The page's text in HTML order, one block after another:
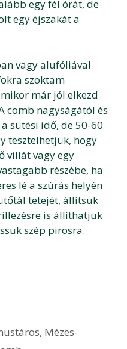
egy fél órát, de
egy éjszakát a
vagy alufóliával
szoktam
már jól elkezd
comb nagyságától és
sütési idő, de 50-60
tesztelhetjük, hogy
villát vagy egy
részébe, ha
lé a szúrás helyén
tetejét, állítsuk
is állíthatjuk
szép pirosra.
, Mézes-